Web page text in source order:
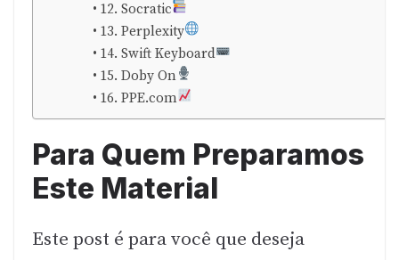
12. Socratic
13. Perplexity
14. Swift Keyboard
15. Doby On
16. PPE.com
Para Quem Preparamos
Este Material
Este post é para você que deseja